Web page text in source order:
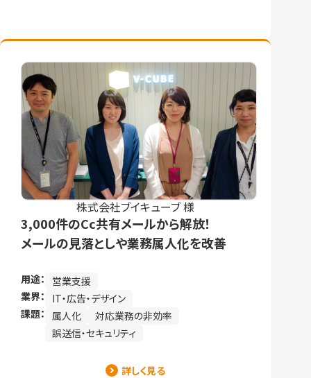
株式会社ブイキューブ 様
3,000件のCc共有メールから解放！
メールの見落としや業務属人化を改善
用途：
営業支援
業界：
IT・広告・デザイン
課題： 属人化
対応業務の非効率
誤送信・セキュリティ
詳しく見る